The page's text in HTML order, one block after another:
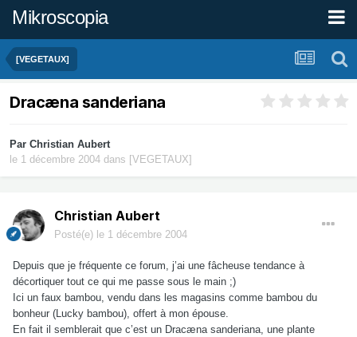
Mikroscopia
[VEGETAUX]
Dracæna sanderiana
Par Christian Aubert
le 1 décembre 2004 dans [VEGETAUX]
Christian Aubert
Posté(e) le 1 décembre 2004
Depuis que je fréquente ce forum, j’ai une fâcheuse tendance à
décortiquer tout ce qui me passe sous le main ;)
Ici un faux bambou, vendu dans les magasins comme bambou du
bonheur (Lucky bambou), offert à mon épouse.
En fait il semblerait que c’est un Dracæna sanderiana, une plante